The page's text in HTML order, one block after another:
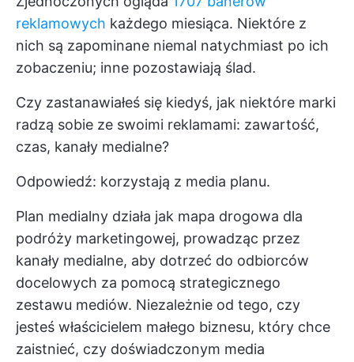
reklamowych każdego miesiąca. Niektóre z
nich są zapominane niemal natychmiast po ich
zobaczeniu; inne pozostawiają ślad.
Czy zastanawiałeś się kiedyś, jak niektóre marki
radzą sobie ze swoimi reklamami: zawartość,
czas, kanały medialne?
Odpowiedź: korzystają z media planu.
Plan medialny działa jak mapa drogowa dla
podróży marketingowej, prowadząc przez
kanały medialne, aby dotrzeć do odbiorców
docelowych za pomocą strategicznego
zestawu mediów. Niezależnie od tego, czy
jesteś właścicielem małego biznesu, który chce
zaistnieć, czy doświadczonym media